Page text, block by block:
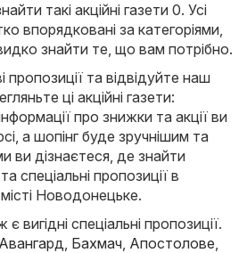
такі акційні газети 0. Усі
впорядковані за категоріями,
знайти те, що вам потрібно.
пропозиції та відвідуйте наш
ці акційні газети:
про знижки та акції ви
а шопінг буде зручнішим та
ви дізнаєтеся, де знайти
спеціальні пропозиції в
місті Новодонецьке.
вигідні спеціальні пропозиції.
Авангард, Бахмач, Апостолове,